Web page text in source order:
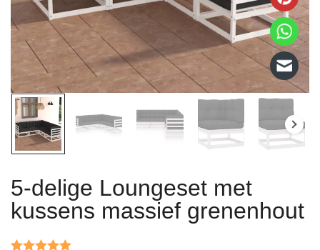
5-delige Loungeset met
kussens massief grenenhout